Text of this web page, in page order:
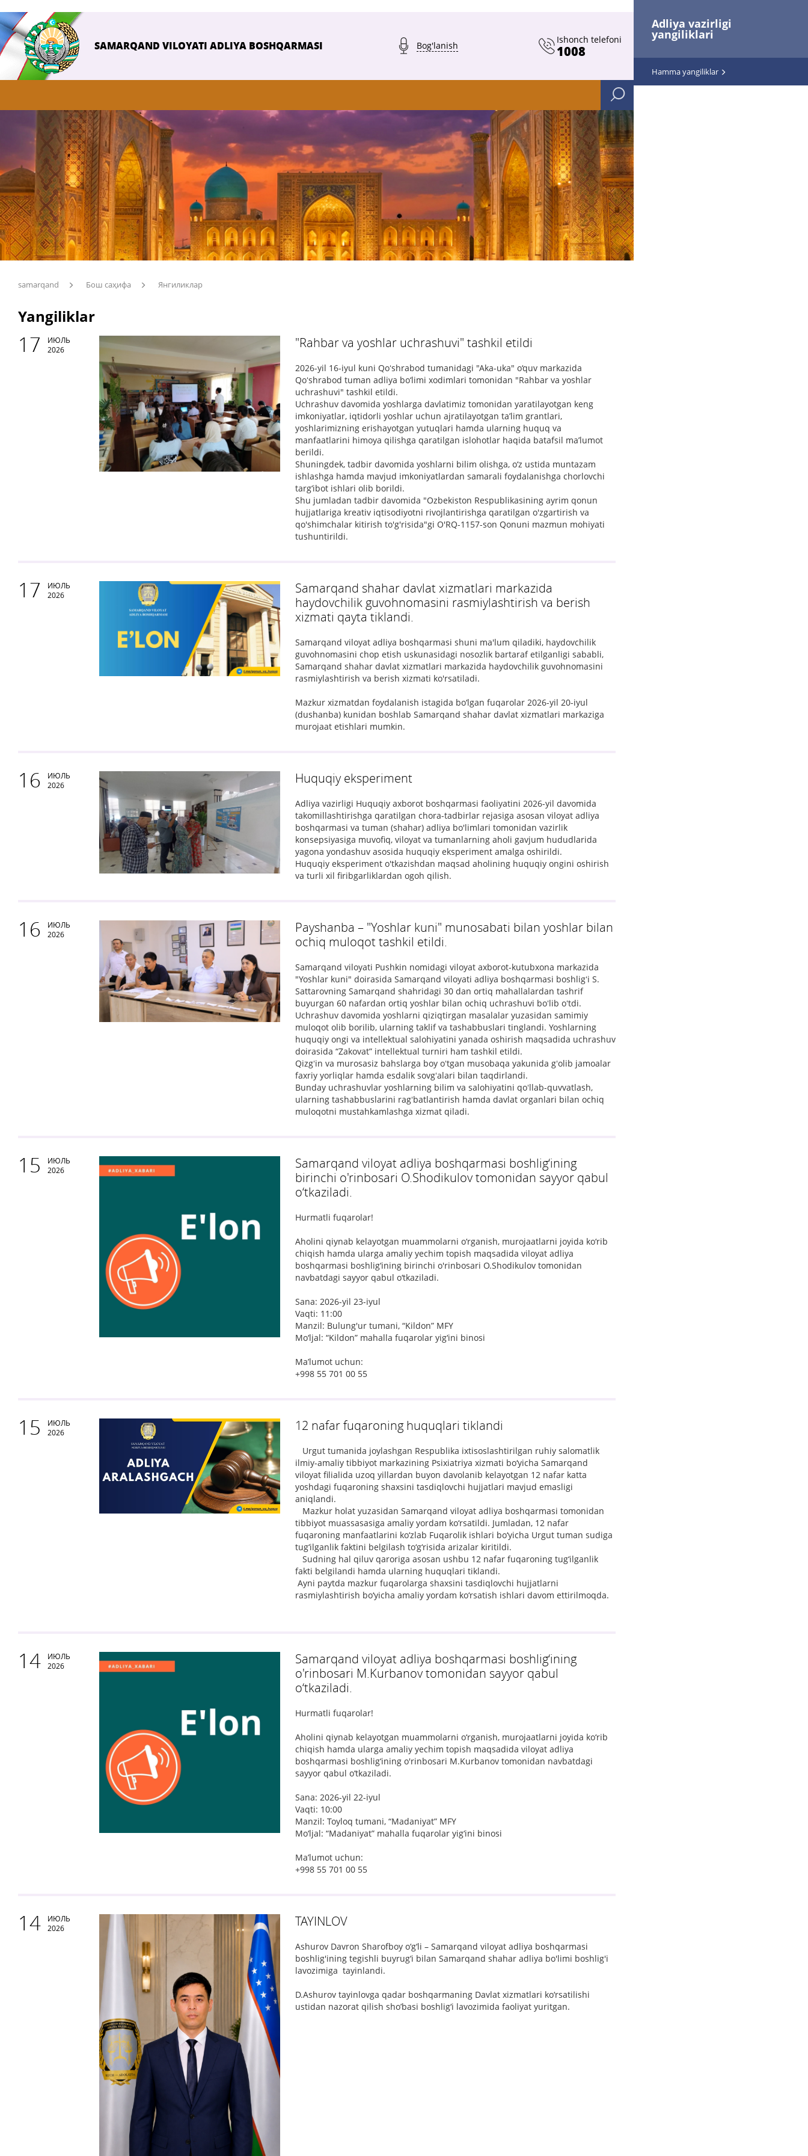
Adliya vazirligi
yangiliklari
Hamma yangiliklar
SAMARQAND VILOYATI ADLIYA BOSHQARMASI Bog'lanish
Ishonch telefoni
1008
samarqand Бош саҳифа Янгиликлар
Yangiliklar
17
ИЮЛЬ
2026
"Rahbar va yoshlar uchrashuvi" tashkil etildi
2026-yil 16-iyul kuni Qoʻshrabod tumanidagi "Aka-uka" o‘quv markazida
Qoʻshrabod tuman adliya bo‘limi xodimlari tomonidan "Rahbar va yoshlar
uchrashuvi" tashkil etildi.
Uchrashuv davomida yoshlarga davlatimiz tomonidan yaratilayotgan keng
imkoniyatlar, iqtidorli yoshlar uchun ajratilayotgan ta’lim grantlari,
yoshlarimizning erishayotgan yutuqlari hamda ularning huquq va
manfaatlarini himoya qilishga qaratilgan islohotlar haqida batafsil ma’lumot
berildi.
Shuningdek, tadbir davomida yoshlarni bilim olishga, o‘z ustida muntazam
ishlashga hamda mavjud imkoniyatlardan samarali foydalanishga chorlovchi
targ‘ibot ishlari olib borildi.
Shu jumladan tadbir davomida "Ozbekiston Respublikasining ayrim qonun
hujjatlariga kreativ iqtisodiyotni rivojlantirishga qaratilgan o'zgartirish va
qo'shimchalar kitirish to'g'risida"gi O'RQ-1157-son Qonuni mazmun mohiyati
tushuntirildi.
17
ИЮЛЬ
2026
Samarqand shahar davlat xizmatlari markazida
haydovchilik guvohnomasini rasmiylashtirish va berish
xizmati qayta tiklandi.
Samarqand viloyat adliya boshqarmasi shuni ma'lum qiladiki, haydovchilik
guvohnomasini chop etish uskunasidagi nosozlik bartaraf etilganligi sababli,
Samarqand shahar davlat xizmatlari markazida haydovchilik guvohnomasini
rasmiylashtirish va berish xizmati ko'rsatiladi.
Mazkur xizmatdan foydalanish istagida bo‘lgan fuqarolar 2026-yil 20-iyul
(dushanba) kunidan boshlab Samarqand shahar davlat xizmatlari markaziga
murojaat etishlari mumkin.
16
ИЮЛЬ
2026
Huquqiy eksperiment
Adliya vazirligi Huquqiy axborot boshqarmasi faoliyatini 2026-yil davomida
takomillashtirishga qaratilgan chora-tadbirlar rejasiga asosan viloyat adliya
boshqarmasi va tuman (shahar) adliya bo'limlari tomonidan vazirlik
konsepsiyasiga muvofiq, viloyat va tumanlarning aholi gavjum hududlarida
yagona yondashuv asosida huquqiy eksperiment amalga oshirildi.
Huquqiy eksperiment o'tkazishdan maqsad aholining huquqiy ongini oshirish
va turli xil firibgarliklardan ogoh qilish.
16
ИЮЛЬ
2026
Payshanba – "Yoshlar kuni" munosabati bilan yoshlar bilan
ochiq muloqot tashkil etildi.
Samarqand viloyati Pushkin nomidagi viloyat axborot-kutubxona markazida
"Yoshlar kuni" doirasida Samarqand viloyati adliya boshqarmasi boshligʻi S.
Sattarovning Samarqand shahridagi 30 dan ortiq mahallalardan tashrif
buyurgan 60 nafardan ortiq yoshlar bilan ochiq uchrashuvi boʻlib oʻtdi.
Uchrashuv davomida yoshlarni qiziqtirgan masalalar yuzasidan samimiy
muloqot olib borilib, ularning taklif va tashabbuslari tinglandi. Yoshlarning
huquqiy ongi va intellektual salohiyatini yanada oshirish maqsadida uchrashuv
doirasida “Zakovat” intellektual turniri ham tashkil etildi.
Qizgʻin va murosasiz bahslarga boy oʻtgan musobaqa yakunida gʻolib jamoalar
faxriy yorliqlar hamda esdalik sovgʻalari bilan taqdirlandi.
Bunday uchrashuvlar yoshlarning bilim va salohiyatini qoʻllab-quvvatlash,
ularning tashabbuslarini ragʻbatlantirish hamda davlat organlari bilan ochiq
muloqotni mustahkamlashga xizmat qiladi.
15
ИЮЛЬ
2026
Samarqand viloyat adliya boshqarmasi boshlig‘ining
birinchi o'rinbosari O.Shodikulov tomonidan sayyor qabul
o‘tkaziladi.
Hurmatli fuqarolar!
Aholini qiynab kelayotgan muammolarni o‘rganish, murojaatlarni joyida ko‘rib
chiqish hamda ularga amaliy yechim topish maqsadida viloyat adliya
boshqarmasi boshlig‘ining birinchi o'rinbosari O.Shodikulov tomonidan
navbatdagi sayyor qabul o‘tkaziladi.
Sana: 2026-yil 23-iyul
Vaqti: 11:00
Manzil: Bulung'ur tumani, “Kildon” MFY
Mo‘ljal: “Kildon” mahalla fuqarolar yig‘ini binosi
Ma’lumot uchun:
+998 55 701 00 55
15
ИЮЛЬ
2026
12 nafar fuqaroning huquqlari tiklandi
Urgut tumanida joylashgan Respublika ixtisoslashtirilgan ruhiy salomatlik
ilmiy-amaliy tibbiyot markazining Psixiatriya xizmati bo‘yicha Samarqand
viloyat filialida uzoq yillardan buyon davolanib kelayotgan 12 nafar katta
yoshdagi fuqaroning shaxsini tasdiqlovchi hujjatlari mavjud emasligi
aniqlandi.
Mazkur holat yuzasidan Samarqand viloyat adliya boshqarmasi tomonidan
tibbiyot muassasasiga amaliy yordam ko‘rsatildi. Jumladan, 12 nafar
fuqaroning manfaatlarini ko‘zlab Fuqarolik ishlari bo‘yicha Urgut tuman sudiga
tug‘ilganlik faktini belgilash to‘g‘risida arizalar kiritildi.
Sudning hal qiluv qaroriga asosan ushbu 12 nafar fuqaroning tug‘ilganlik
fakti belgilandi hamda ularning huquqlari tiklandi.
Ayni paytda mazkur fuqarolarga shaxsini tasdiqlovchi hujjatlarni
rasmiylashtirish bo‘yicha amaliy yordam ko‘rsatish ishlari davom ettirilmoqda.
14
ИЮЛЬ
2026
Samarqand viloyat adliya boshqarmasi boshlig‘ining
o'rinbosari M.Kurbanov tomonidan sayyor qabul
o‘tkaziladi.
Hurmatli fuqarolar!
Aholini qiynab kelayotgan muammolarni o‘rganish, murojaatlarni joyida ko‘rib
chiqish hamda ularga amaliy yechim topish maqsadida viloyat adliya
boshqarmasi boshlig‘ining o'rinbosari M.Kurbanov tomonidan navbatdagi
sayyor qabul o‘tkaziladi.
Sana: 2026-yil 22-iyul
Vaqti: 10:00
Manzil: Toyloq tumani, “Madaniyat” MFY
Mo‘ljal: “Madaniyat” mahalla fuqarolar yig‘ini binosi
Ma’lumot uchun:
+998 55 701 00 55
14
ИЮЛЬ
2026
TAYINLOV
Ashurov Davron Sharofboy o‘g‘li – Samarqand viloyat adliya boshqarmasi
boshlig'ining tegishli buyrug‘i bilan Samarqand shahar adliya bo'limi boshlig'i
lavozimiga tayinlandi.
D.Ashurov tayinlovga qadar boshqarmaning Davlat xizmatlari ko‘rsatilishi
ustidan nazorat qilish sho’basi boshlig‘i lavozimida faoliyat yuritgan.